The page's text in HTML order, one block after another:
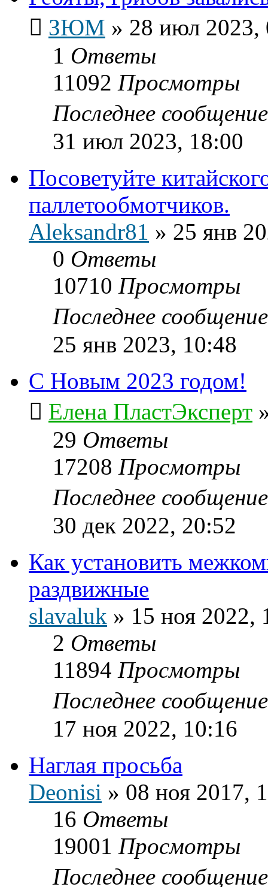
ЗЮМ » 28 июл 2023,
1 Ответы
11092 Просмотры
Последнее
31 июл 2023, 18:00
Посоветуйте
паллетообмотчиков.
Aleksandr81 » 25 янв
0 Ответы
10710 Просмотры
Последнее
25 янв 2023, 10:48
С Новым 2023 годом!
Елена ПластЭксперт
29 Ответы
17208 Просмотры
Последнее
30 дек 2022, 20:52
Как установить
раздвижные
slavaluk » 15 ноя 2022,
2 Ответы
11894 Просмотры
Последнее
17 ноя 2022, 10:16
Наглая просьба
Deonisi » 08 ноя 2017,
16 Ответы
19001 Просмотры
Последнее